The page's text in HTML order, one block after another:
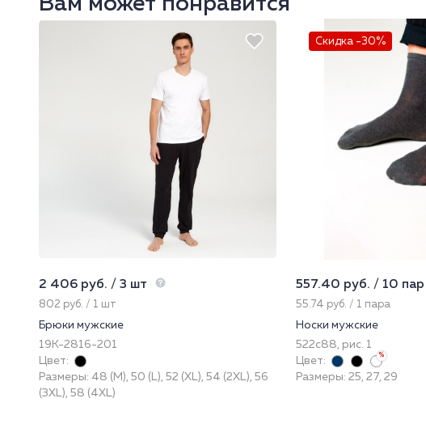
2 406 руб. / 3 шт
802 руб. / 1 шт
Брюки мужские
19К-2816-201
Цвет:
Размеры: 48 (M), 50 (L), 52 (XL), 54 (2XL), 56
(3XL), 58 (4XL)
Скидка -30%
557.40 руб. / 10 пар
55.74 руб. / 1 пара
Носки мужские
522с88, рис. 1
Цвет:
Размеры: 25, 27, 29